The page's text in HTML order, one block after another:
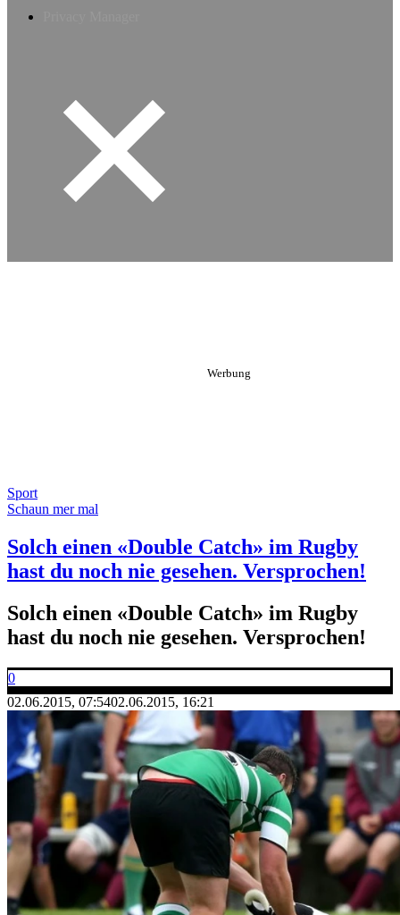
Sport
Schaun mer mal
Solch einen «Double Catch» im Rugby
hast du noch nie gesehen. Versprochen!
Solch einen «Double Catch» im Rugby
hast du noch nie gesehen. Versprochen!
0
02.06.2015, 07:5402.06.2015, 16:21